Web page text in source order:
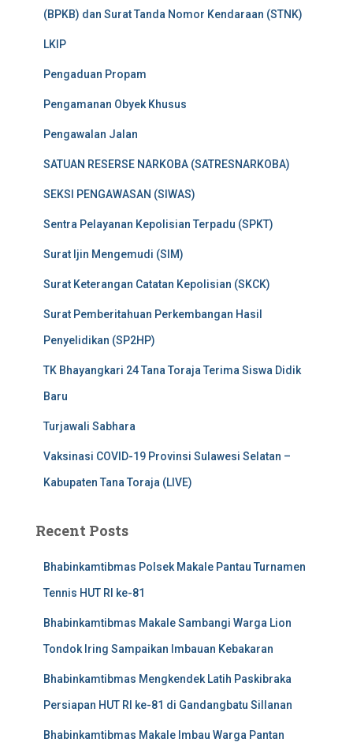
(BPKB) dan Surat Tanda Nomor Kendaraan (STNK)
LKIP
Pengaduan Propam
Pengamanan Obyek Khusus
Pengawalan Jalan
SATUAN RESERSE NARKOBA (SATRESNARKOBA)
SEKSI PENGAWASAN (SIWAS)
Sentra Pelayanan Kepolisian Terpadu (SPKT)
Surat Ijin Mengemudi (SIM)
Surat Keterangan Catatan Kepolisian (SKCK)
Surat Pemberitahuan Perkembangan Hasil
Penyelidikan (SP2HP)
TK Bhayangkari 24 Tana Toraja Terima Siswa Didik
Baru
Turjawali Sabhara
Vaksinasi COVID-19 Provinsi Sulawesi Selatan –
Kabupaten Tana Toraja (LIVE)
Recent Posts
Bhabinkamtibmas Polsek Makale Pantau Turnamen
Tennis HUT RI ke-81
Bhabinkamtibmas Makale Sambangi Warga Lion
Tondok Iring Sampaikan Imbauan Kebakaran
Bhabinkamtibmas Mengkendek Latih Paskibraka
Persiapan HUT RI ke-81 di Gandangbatu Sillanan
Bhabinkamtibmas Makale Imbau Warga Pantan